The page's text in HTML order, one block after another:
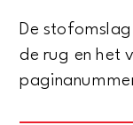
De
de rug en het